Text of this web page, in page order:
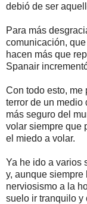
debió de ser
Para más
comunicación,
hacen más que
Spanair
Con todo esto, me
terror de un medio
más seguro del
volar siempre que
el miedo a volar.
Ya he ido a varios
y, aunque
nerviosismo a la
suelo ir tranquilo y